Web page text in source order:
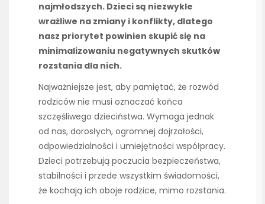
najmłodszych. Dzieci są niezwykle
wrażliwe na zmiany i konflikty, dlatego
nasz priorytet powinien skupić się na
minimalizowaniu negatywnych skutków
rozstania dla nich.
Najważniejsze jest, aby pamiętać, że rozwód
rodziców nie musi oznaczać końca
szczęśliwego dzieciństwa. Wymaga jednak
od nas, dorosłych, ogromnej dojrzałości,
odpowiedzialności i umiejętności współpracy.
Dzieci potrzebują poczucia bezpieczeństwa,
stabilności i przede wszystkim świadomości,
że kochają ich oboje rodzice, mimo rozstania.